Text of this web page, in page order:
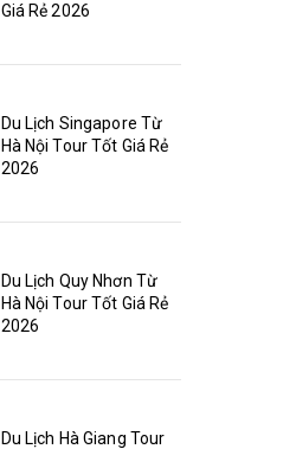
Giá Rẻ 2026
Du Lịch Singapore Từ
Hà Nội Tour Tốt Giá Rẻ
2026
Du Lịch Quy Nhơn Từ
Hà Nội Tour Tốt Giá Rẻ
2026
Du Lịch Hà Giang Tour